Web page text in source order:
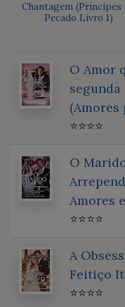
Chantagem (Príncipes
Pecado Livro 1)
O Amor
⭐⭐⭐⭐
O
Amores
⭐⭐⭐⭐
A
Feitiço
⭐⭐⭐⭐